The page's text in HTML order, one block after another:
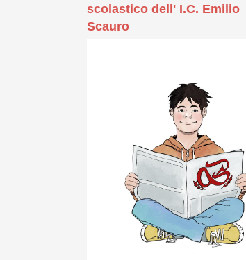
scolastico dell' I.C. Emilio
Scauro